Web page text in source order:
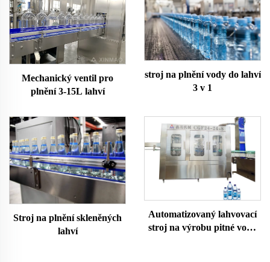
Mechanický ventil pro
plnění 3-15L lahví
stroj na plnění vody do lahví
3 v 1
Stroj na plnění skleněných
lahví
Automatizovaný lahvovací
stroj na výrobu pitné vody